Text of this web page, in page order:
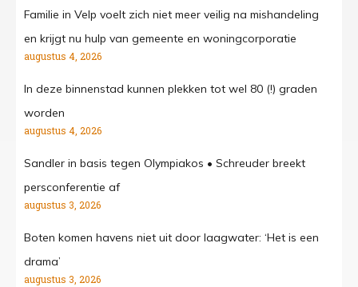
Familie in Velp voelt zich niet meer veilig na mishandeling
en krijgt nu hulp van gemeente en woningcorporatie
augustus 4, 2026
In deze binnenstad kunnen plekken tot wel 80 (!) graden
worden
augustus 4, 2026
Sandler in basis tegen Olympiakos • Schreuder breekt
persconferentie af
augustus 3, 2026
Boten komen havens niet uit door laagwater: ‘Het is een
drama’
augustus 3, 2026